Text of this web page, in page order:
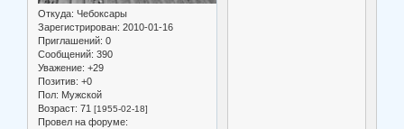
Откуда: Чебоксары
Зарегистрирован: 2010-01-16
Приглашений: 0
Сообщений: 390
Уважение: +29
Позитив: +0
Пол: Мужской
Возраст: 71 [1955-02-18]
Провел на форуме: